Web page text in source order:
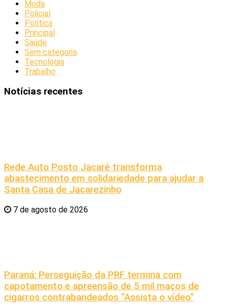
Moda
Policial
Política
Principal
Saúde
Sem categoria
Tecnologia
Trabalho
Notícias recentes
Rede Auto Posto Jacaré transforma
abastecimento em solidariedade para ajudar a
Santa Casa de Jacarezinho
7 de agosto de 2026
Paraná: Perseguição da PRF termina com
capotamento e apreensão de 5 mil maços de
cigarros contrabandeados “Assista o vídeo”